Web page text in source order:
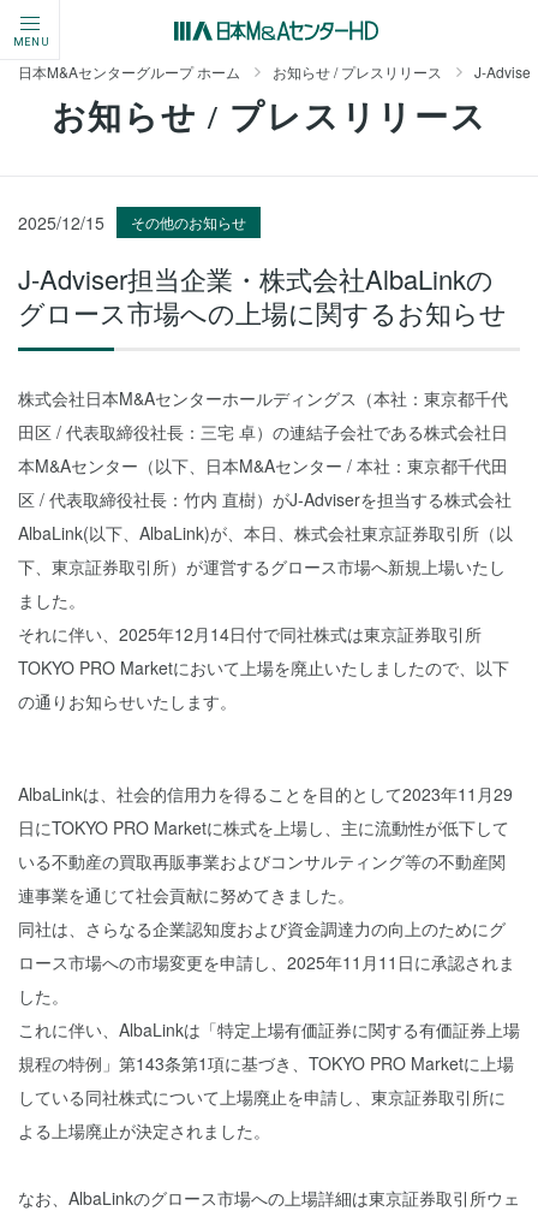
MENU
日本M&Aセンターグループ ホーム お知らせ / プレスリリース J-
お知らせ / プレスリリース
2025/12/15 その他のお知らせ
J-Adviser担当企業・株式会社AlbaLinkの
グロース市場への上場に関するお知らせ
株式会社日本M&Aセンターホールディングス（本社：東京都千代
田区 / 代表取締役社長：三宅 卓）の連結子会社である株式会社日
本M&Aセンター（以下、日本M&Aセンター / 本社：東京都千代田
区 / 代表取締役社長：竹内 直樹）がJ-Adviserを担当する株式会社
AlbaLink(以下、AlbaLink)が、本日、株式会社東京証券取引所（以
下、東京証券取引所）が運営するグロース市場へ新規上場いたし
ました。
それに伴い、2025年12月14日付で同社株式は東京証券取引所
TOKYO PRO Marketにおいて上場を廃止いたしましたので、以下
の通りお知らせいたします。
AlbaLinkは、社会的信用力を得ることを目的として2023年11月29
日にTOKYO PRO Marketに株式を上場し、主に流動性が低下して
いる不動産の買取再販事業およびコンサルティング等の不動産関
連事業を通じて社会貢献に努めてきました。
同社は、さらなる企業認知度および資金調達力の向上のためにグ
ロース市場への市場変更を申請し、2025年11月11日に承認されま
した。
これに伴い、AlbaLinkは「特定上場有価証券に関する有価証券上場
規程の特例」第143条第1項に基づき、TOKYO PRO Marketに上場
している同社株式について上場廃止を申請し、東京証券取引所に
よる上場廃止が決定されました。
なお、AlbaLinkのグロース市場への上場詳細は東京証券取引所ウェ